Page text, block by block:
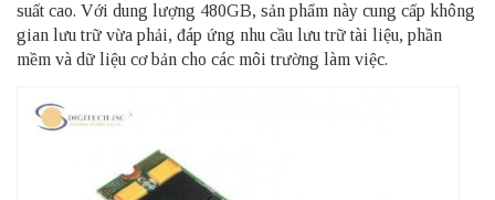
suất cao. Với dung lượng 480GB, sản phẩm này cung cấp không
gian lưu trữ vừa phải, đáp ứng nhu cầu lưu trữ tài liệu, phần
mềm và dữ liệu cơ bản cho các môi trường làm việc.